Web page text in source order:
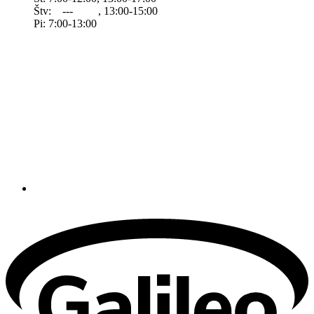
Štv: --- , 13:00-15:00
Pi: 7:00-13:00